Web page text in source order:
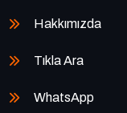
Hakkımızda
Tıkla Ara
WhatsApp